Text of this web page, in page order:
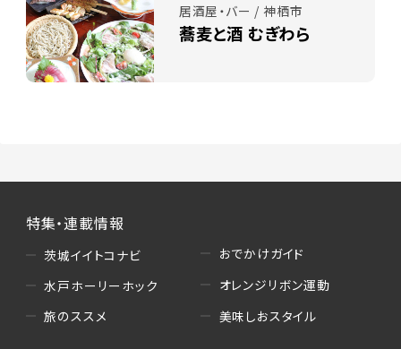
居酒屋・バー / 神栖市
蕎麦と酒 むぎわら
特集・連載情報
茨城イイトコナビ
水戸ホーリーホック
旅のススメ
おでかけガイド
オレンジリボン運動
美味しおスタイル